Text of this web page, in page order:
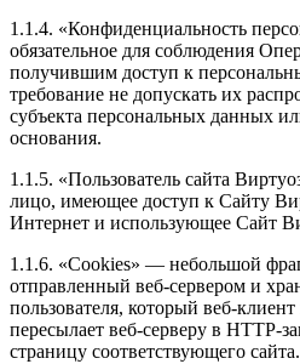
1.1.4. «Конфиденциальность
обязательное для соблюдения
получившим доступ к
требование не допускать их
субъекта персональных данных
основания.
1.1.5. «Пользователь сайта
лицо, имеющее доступ к Сайту
Интернет и использующее Сайт
1.1.6. «Cookies» — небольшой
отправленный веб-сервером и
пользователя, который веб-
пересылает веб-серверу в HTTP-
страницу соответствующего сайта.